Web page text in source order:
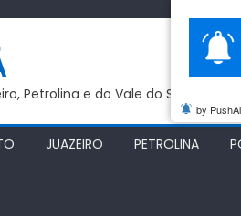
Petrolina e do Vale do São
JUAZEIRO PETROLINA
by